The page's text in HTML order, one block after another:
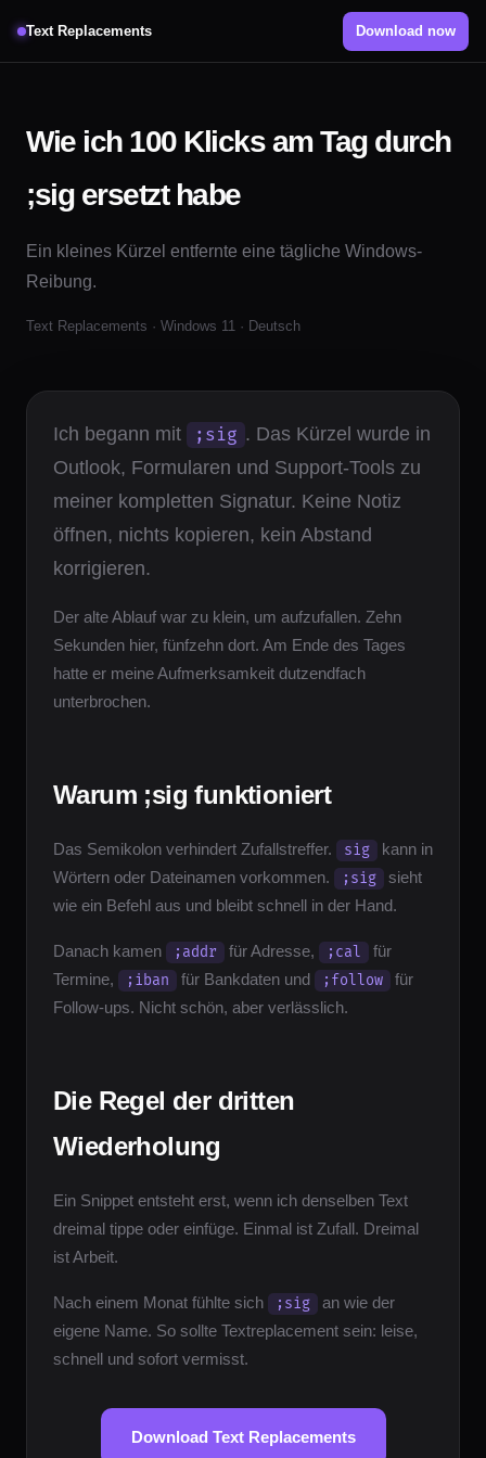
Text Replacements Download now
Wie ich 100 Klicks am Tag durch
;sig ersetzt habe
Ein kleines Kürzel entfernte eine tägliche Windows-
Reibung.
Text Replacements · Windows 11 · Deutsch
Ich begann mit ;sig . Das Kürzel wurde in
Outlook, Formularen und Support-Tools zu
meiner kompletten Signatur. Keine Notiz
öffnen, nichts kopieren, kein Abstand
korrigieren.
Der alte Ablauf war zu klein, um aufzufallen. Zehn
Sekunden hier, fünfzehn dort. Am Ende des Tages
hatte er meine Aufmerksamkeit dutzendfach
unterbrochen.
Warum ;sig funktioniert
Das Semikolon verhindert Zufallstreffer. sig
kann in
Wörtern oder Dateinamen vorkommen.
;sig
sieht
wie ein Befehl aus und bleibt schnell in der Hand.
Danach kamen ;addr für Adresse, ;cal
für
Termine,
;iban für Bankdaten und ;follow
für
Follow-ups. Nicht schön, aber verlässlich.
Die Regel der dritten
Wiederholung
Ein Snippet entsteht erst, wenn ich denselben Text
dreimal tippe oder einfüge. Einmal ist Zufall. Dreimal
ist Arbeit.
Nach einem Monat fühlte sich ;sig
an wie der
eigene Name. So sollte Textreplacement sein: leise,
schnell und sofort vermisst.
Download Text Replacements